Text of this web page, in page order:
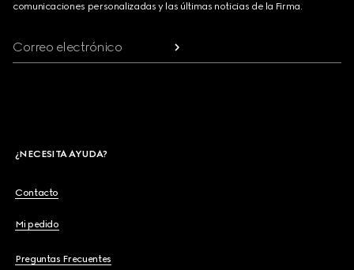
comunicaciones personalizadas y las últimas noticias de la Firma.
Correo electrónico
¿NECESITA AYUDA?
Contacto
Mi pedido
Preguntas Frecuentes